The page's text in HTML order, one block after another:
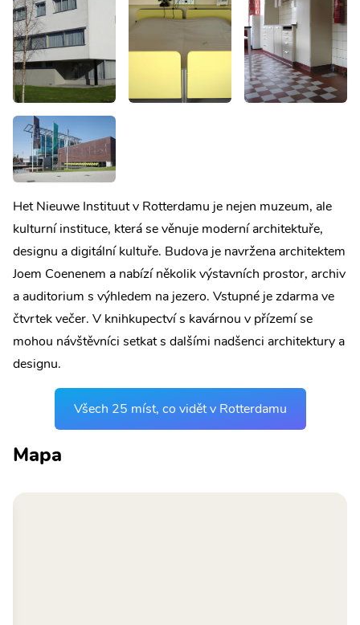
Het Nieuwe Instituut v Rotterdamu je nejen muzeum, ale
kulturní instituce, která se věnuje moderní architektuře,
designu a digitální kultuře. Budova je navržena architektem
Joem Coenenem a nabízí několik výstavních prostor, archiv
a auditorium s výhledem na jezero. Vstupné je zdarma ve
čtvrtek večer. V knihkupectví s kavárnou v přízemí se
mohou návštěvníci setkat s dalšími nadšenci architektury a
designu.
Všech 25 míst, co vidět v Rotterdamu
Mapa